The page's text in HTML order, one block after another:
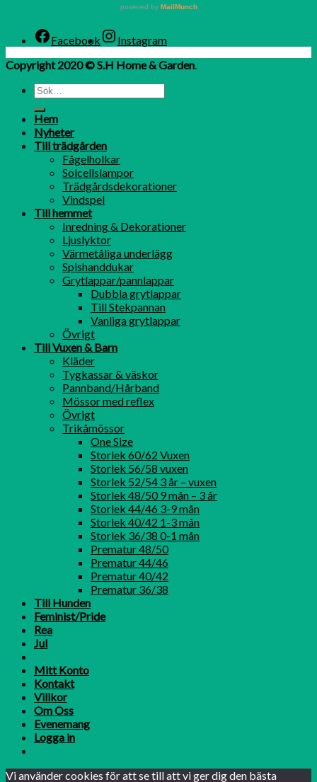
Facebook
Instagram
Copyright 2020 © S.H Home & Garden.
Hem
Nyheter
Till trädgården
Fågelholkar
Solcellslampor
Trädgårdsdekorationer
Vindspel
Till hemmet
Inredning & Dekorationer
Ljuslyktor
Värmetåliga underlägg
Spishanddukar
Grytlappar/pannlappar
Dubbla grytlappar
Till Stekpannan
Vanliga grytlappar
Övrigt
Till Vuxen & Barn
Kläder
Tygkassar & väskor
Pannband/Hårband
Mössor med reflex
Övrigt
Trikåmössor
One Size
Storlek 60/62 Vuxen
Storlek 56/58 vuxen
Storlek 52/54 3 år – vuxen
Storlek 48/50 9 mån – 3 år
Storlek 44/46 3-9 mån
Storlek 40/42 1-3 mån
Storlek 36/38 0-1 mån
Prematur 48/50
Prematur 44/46
Prematur 40/42
Prematur 36/38
Till Hunden
Feminist/Pride
Rea
Jul
Mitt Konto
Kontakt
Villkor
Om Oss
Evenemang
Logga in
Vi använder cookies för att se till att vi ger dig den bästa